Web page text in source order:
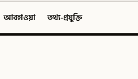
আবহাওয়া তথ্য-প্রযুক্তি